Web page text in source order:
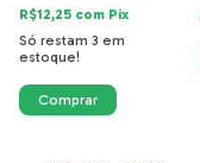
R$12,25 com Pix
Só restam 3 em
estoque!